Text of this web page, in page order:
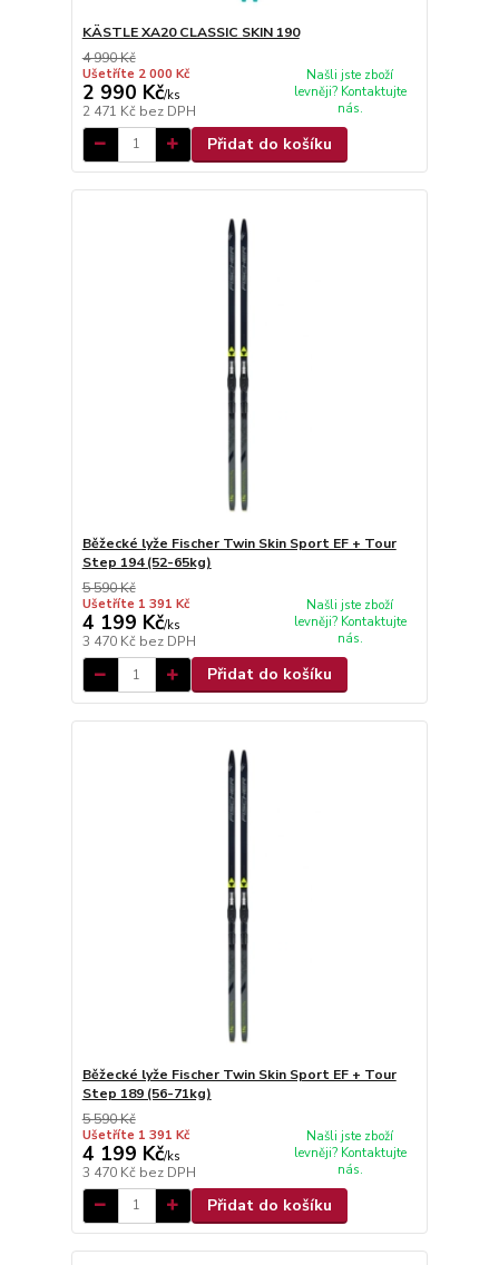
KÄSTLE XA20 CLASSIC SKIN 190
4 990 Kč
Ušetříte 2 000 Kč
2 990 Kč/ks
2 471 Kč bez DPH
Našli jste zboží
levněji? Kontaktujte
nás.
Přidat do košíku
Běžecké lyže Fischer Twin Skin Sport EF + Tour
Step 194 (52-65kg)
5 590 Kč
Ušetříte 1 391 Kč
4 199 Kč/ks
3 470 Kč bez DPH
Našli jste zboží
levněji? Kontaktujte
nás.
Přidat do košíku
Běžecké lyže Fischer Twin Skin Sport EF + Tour
Step 189 (56-71kg)
5 590 Kč
Ušetříte 1 391 Kč
4 199 Kč/ks
3 470 Kč bez DPH
Našli jste zboží
levněji? Kontaktujte
nás.
Přidat do košíku